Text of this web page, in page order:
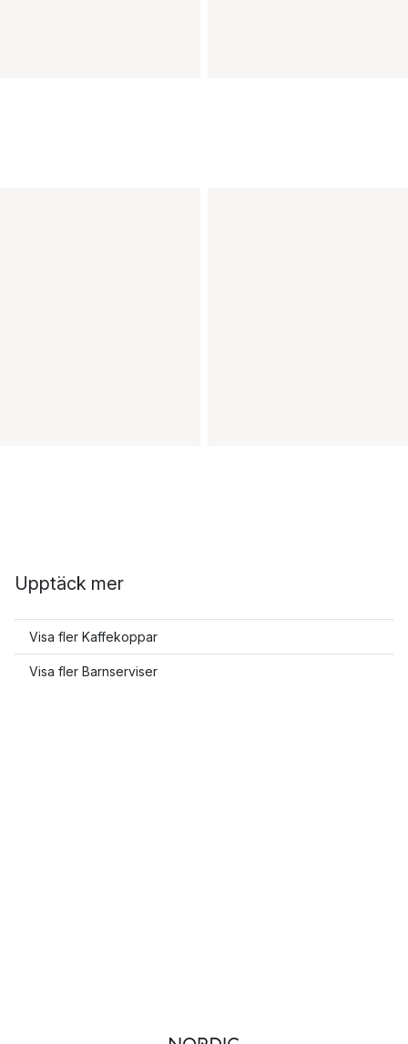
Upptäck mer
Visa fler Kaffekoppar
Visa fler Barnserviser